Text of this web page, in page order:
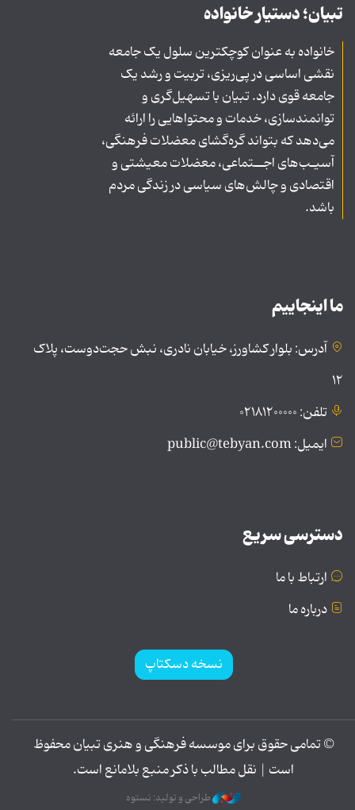
تبیان؛ دستیار خانواده
خانواده به عنوان کوچکترین سلول یک جامعه
نقشی اساسی در پی‌ریزی، تربیت و رشد یک
جامعه قوی دارد. تبیان با تسهیل‌گری و
توانمندسازی، خدمات و محتواهایی را ارائه
می‌دهد که بتواند گره‌گشای معضلات فرهنگی،
آسیـب‌های اجــتماعی، معضلات معیشتی و
اقتصادی و چالش‌های سیاسی در زندگی مردم
باشد.
ما اینجاییم
آدرس: بلوار کشاورز، خیابان نادری، نبش حجت‌دوست، پلاک
۱۲
تلفن: ۰۲۱۸۱۲۰۰۰۰۰
ایمیل: public@tebyan.com
دسترسی سریع
ارتباط با ما
درباره ما
نسخه دسکتاپ
© تمامی حقوق برای موسسه فرهنگی و هنری تبیان محفوظ
است | نقل مطالب با ذکر منبع بلامانع است.
طراحی و تولید: نستوه